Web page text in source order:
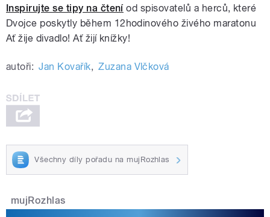
Inspirujte se tipy na čteníod spisovatelů a herců, které
Dvojce poskytly během 12hodinového živého maratonu
Ať žije divadlo! Ať žijí knížky!
autoři: Jan Kovařík, Zuzana Vlčková
Všechny díly pořadu na mujRozhlas
mujRozhlas